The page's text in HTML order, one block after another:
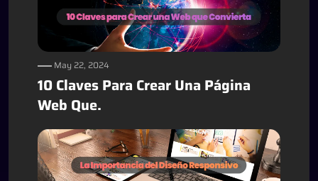
May 22, 2024
10 Claves Para Crear Una Página
Web Que.